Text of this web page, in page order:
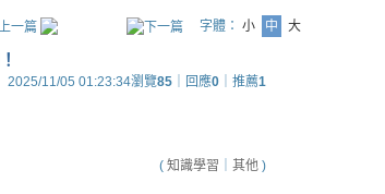
字體： 小 中 大
2025/11/05 01:23:34瀏覽85 ｜回應0 ｜推薦1
( 知識學習 其他 )